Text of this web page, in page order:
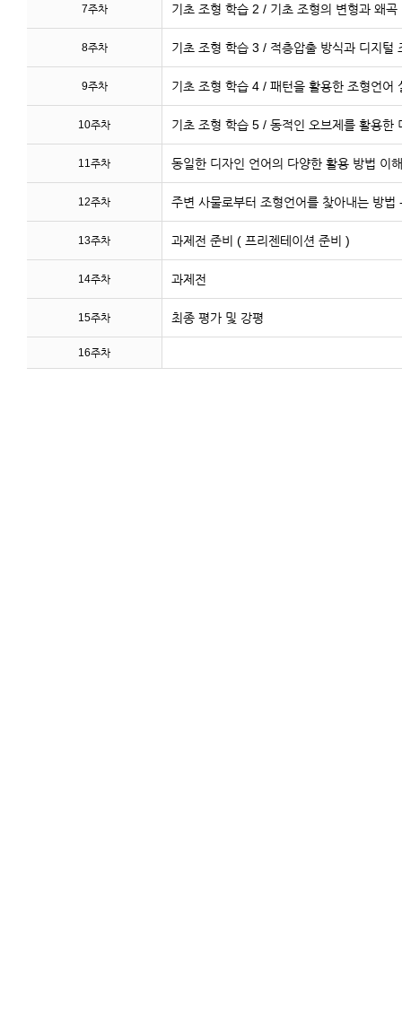
7주차 기초 조형 학습 2 / 기초 조형의 변형과 왜곡
8주차 기초 조형 학습 3 / 적층압출 방식과 디지털
9주차 기초 조형 학습 4 / 패턴을 활용한 조형언어
10주차 기초 조형 학습 5 / 동적인 오브제를 활용한
11주차 동일한 디자인 언어의 다양한 활용 방법 이
12주차 주변 사물로부터 조형언어를 찾아내는 방
13주차 과제전 준비 ( 프리젠테이션 준비 )
14주차 과제전
15주차 최종 평가 및 강평
16주차